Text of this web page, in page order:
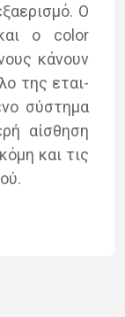
Ο
ο color
κά­νουν
της εται­
σύ­στη­μα
αί­σθη­ση
και τις